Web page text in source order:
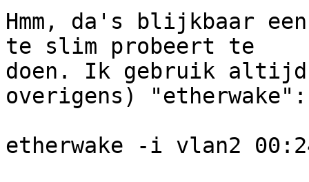
Hmm, da's blijkbaar
te slim probeert te
doen. Ik gebruik altijd
overigens) "etherwake":
etherwake -i vlan2